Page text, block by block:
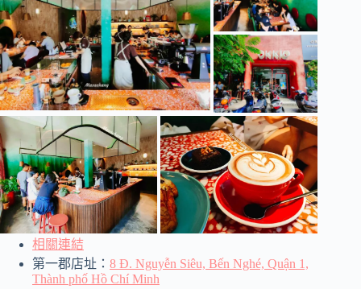
相關連結
第一郡店址： 8 Đ. Nguyễn Siêu, Bến Nghé, Quận 1,
Thành phố Hồ Chí Minh